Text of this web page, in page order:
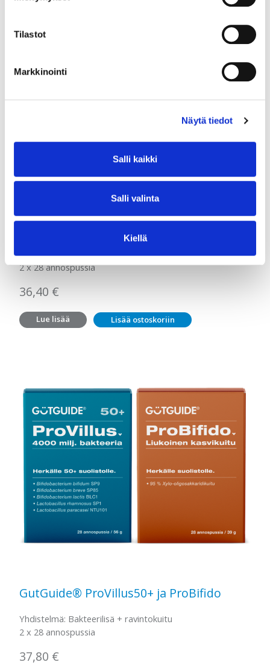
Tilastot
Markkinointi
Näytä tiedot
Salli kaikki
Salli valinta
Kiellä
Yhdistelmä: Bakteerilisä + ravintokuitu
2 x 28 annospussia
36,40 €
Lue lisää Lisää ostoskoriin
GutGuide® ProVillus50+ ja ProBifido
Yhdistelmä: Bakteerilisä + ravintokuitu
2 x 28 annospussia
37,80 €